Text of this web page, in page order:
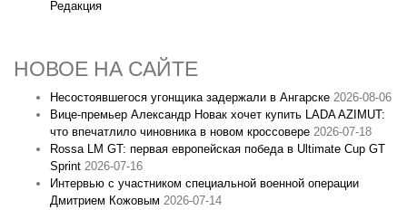
Редакция
НОВОЕ НА САЙТЕ
Несостоявшегося угонщика задержали в Ангарске 2026-08-06
Вице‑премьер Александр Новак хочет купить LADA AZIMUT:
что впечатлило чиновника в новом кроссовере 2026-07-18
Rossa LM GT: первая европейская победа в Ultimate Cup GT
Sprint 2026-07-16
Интервью с участником специальной военной операции
Дмитрием Кожовым 2026-07-14